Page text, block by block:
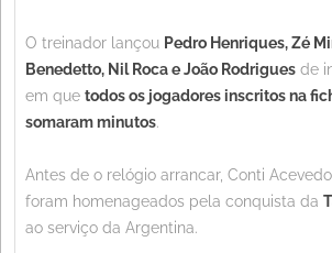
O treinador lançou Pedro Henriques, Zé
Benedetto, Nil Roca e João Rodrigues de
em que todos os jogadores inscritos na
somaram minutos.
Antes de o relógio arrancar, Conti
foram homenageados pela conquista da
ao serviço da Argentina.